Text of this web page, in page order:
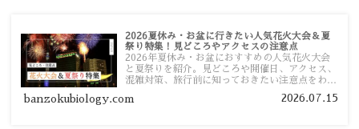
2026夏休み・お盆に行きたい人気花火大会＆夏
祭り特集！見どころやアクセスの注意点
2026年夏休み・お盆におすすめの人気花火大会
と夏祭りを紹介。見どころや開催日、アクセス、
混雑対策、旅行前に知っておきたい注意点をわか
banzokubiology.com 2026.07.15